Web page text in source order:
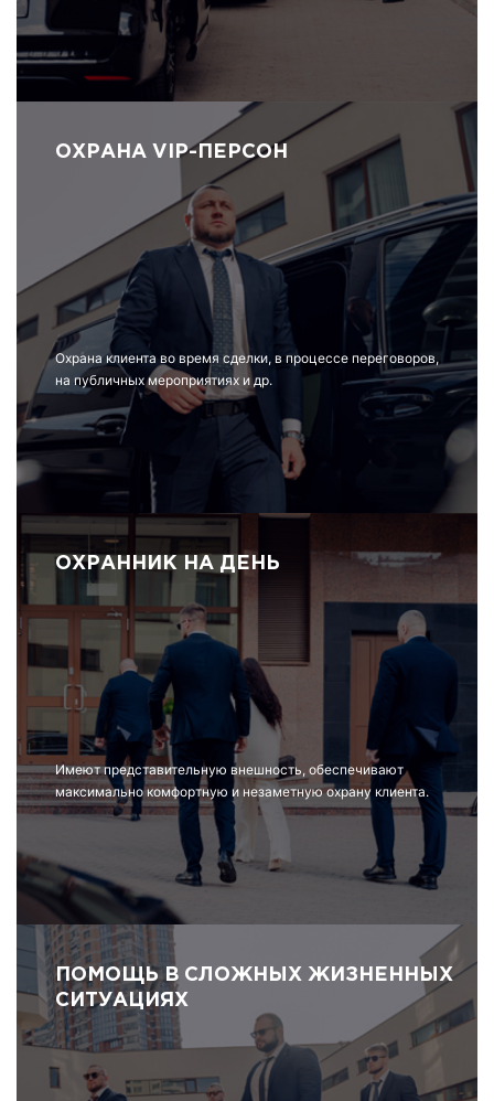
ОХРАНА VIP-ПЕРСОН
Охрана клиента во время сделки, в процессе переговоров,
на публичных мероприятиях и др.
ОХРАННИК НА ДЕНЬ
Имеют представительную внешность, обеспечивают
максимально комфортную и незаметную охрану клиента.
ПОМОЩЬ В СЛОЖНЫХ ЖИЗНЕННЫХ
СИТУАЦИЯХ